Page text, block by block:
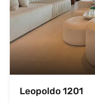
Leopoldo 1201